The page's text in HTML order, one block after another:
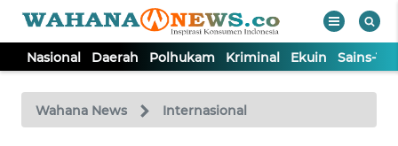
Nasional Daerah Polhukam Kriminal Ekuin Sains-
Wahana News Internasional
TV
Tutup